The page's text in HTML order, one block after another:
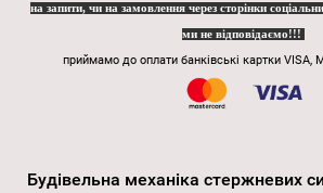
на запити, чи на замовлення через сторінки
ми не відповідаємо!!!
приймамо до оплати банківські картки VISA,
Будівельна механіка стержневих